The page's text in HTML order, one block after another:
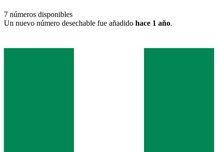
7 números disponibles
Un nuevo número desechable fue añadido hace 1 año.